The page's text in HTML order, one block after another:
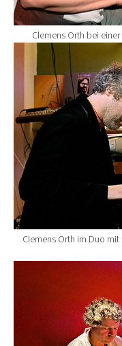
Clemens Orth bei
Show larger version
Clemens Orth im Duo
Show larger version